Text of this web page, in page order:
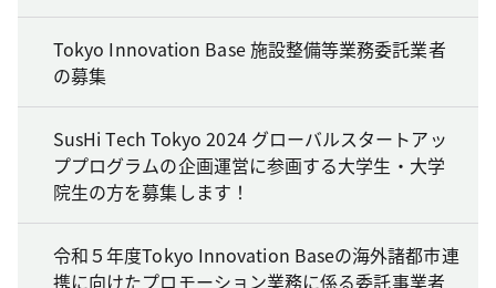
Tokyo Innovation Base 施設整備等業務委託業者
の募集
SusHi Tech Tokyo 2024 グローバルスタートアッ
ププログラムの企画運営に参画する大学生・大学
院生の方を募集します！
令和５年度Tokyo Innovation Baseの海外諸都市連
携に向けたプロモーション業務に係る委託事業者